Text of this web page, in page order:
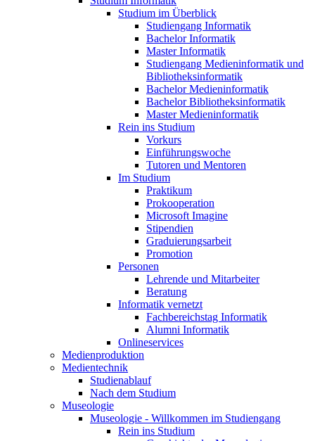
Studium im Überblick
Studiengang Informatik
Bachelor Informatik
Master Informatik
Studiengang Medieninformatik und
Bibliotheksinformatik
Bachelor Medieninformatik
Bachelor Bibliotheksinformatik
Master Medieninformatik
Rein ins Studium
Vorkurs
Einführungswoche
Tutoren und Mentoren
Im Studium
Praktikum
Prokooperation
Microsoft Imagine
Stipendien
Graduierungsarbeit
Promotion
Personen
Lehrende und Mitarbeiter
Beratung
Informatik vernetzt
Fachbereichstag Informatik
Alumni Informatik
Onlineservices
Medienproduktion
Medientechnik
Studienablauf
Nach dem Studium
Museologie
Museologie - Willkommen im Studiengang
Rein ins Studium